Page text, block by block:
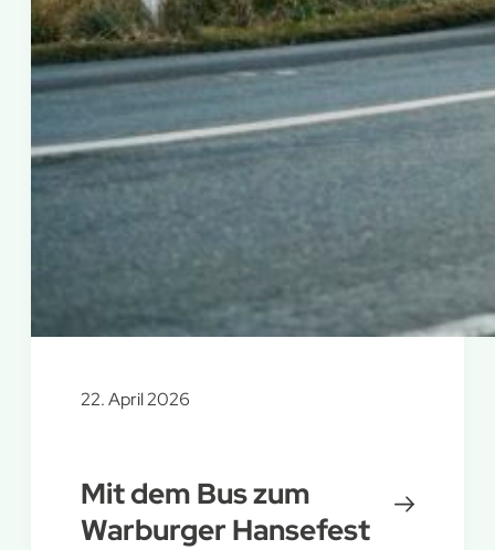
22. April 2026
Mit dem Bus zum
Warburger Hansefest